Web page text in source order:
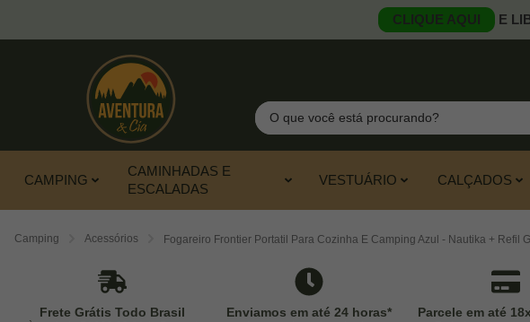
CLIQUE AQUI E
Pesquisar
CAMPING
CAMINHADAS E
ESCALADAS
VESTUÁRIO CALÇADOS
Camping Acessórios Fogareiro Frontier Portatil Para Cozinha E Camping Azul - Nautika + Refil
Frete Grátis Todo Brasil Enviamos em até 24 horas* Parcele em até